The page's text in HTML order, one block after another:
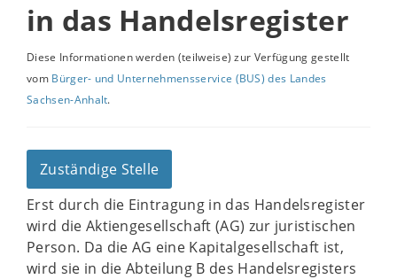
in das Handelsregister
Diese Informationen werden (teilweise) zur Verfügung gestellt
vom Bürger- und Unternehmensservice (BUS) des Landes
Sachsen-Anhalt.
Zuständige Stelle
Erst durch die Eintragung in das Handelsregister
wird die Aktiengesellschaft (AG) zur juristischen
Person. Da die AG eine Kapitalgesellschaft ist,
wird sie in die Abteilung B des Handelsregisters